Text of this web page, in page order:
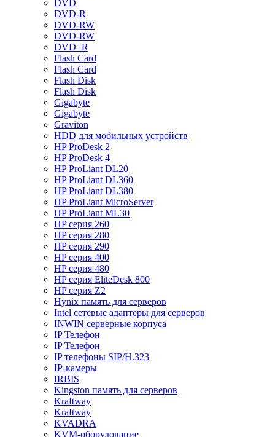
DVD
DVD-R
DVD-RW
DVD-RW
DVD+R
Flash Card
Flash Card
Flash Disk
Flash Disk
Gigabyte
Gigabyte
Graviton
HDD для мобильных устройств
HP ProDesk 2
HP ProDesk 4
HP ProLiant DL20
HP ProLiant DL360
HP ProLiant DL380
HP ProLiant MicroServer
HP ProLiant ML30
HP серия 260
HP серия 280
HP серия 290
HP серия 400
HP серия 480
HP серия EliteDesk 800
HP серия Z2
Hynix память для серверов
Intel сетевые адаптеры для серверов
INWIN серверные корпуса
IP Телефон
IP Телефон
IP телефоны SIP/H.323
IP-камеры
IRBIS
Kingston память для серверов
Kraftway
Kraftway
KVADRA
KVM-оборудование